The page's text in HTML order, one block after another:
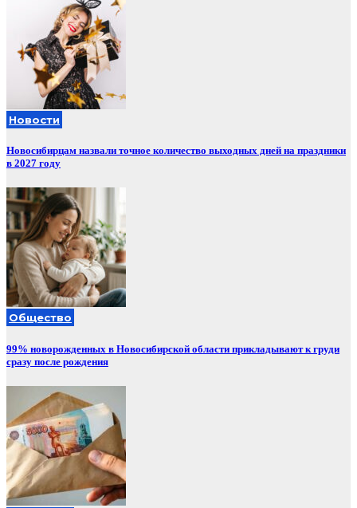
Новости
Новосибирцам назвали точное количество выходных дней на праздники
в 2027 году
Общество
99% новорожденных в Новосибирской области прикладывают к груди
сразу после рождения